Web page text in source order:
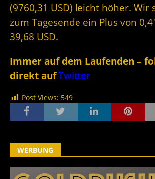
(9760,31 USD) leicht höher. Wir
zum Tagesende ein Plus von
39,68 USD.
Immer auf dem Laufenden –
direkt aufTwitter
Post Views: 549
WERBUNG